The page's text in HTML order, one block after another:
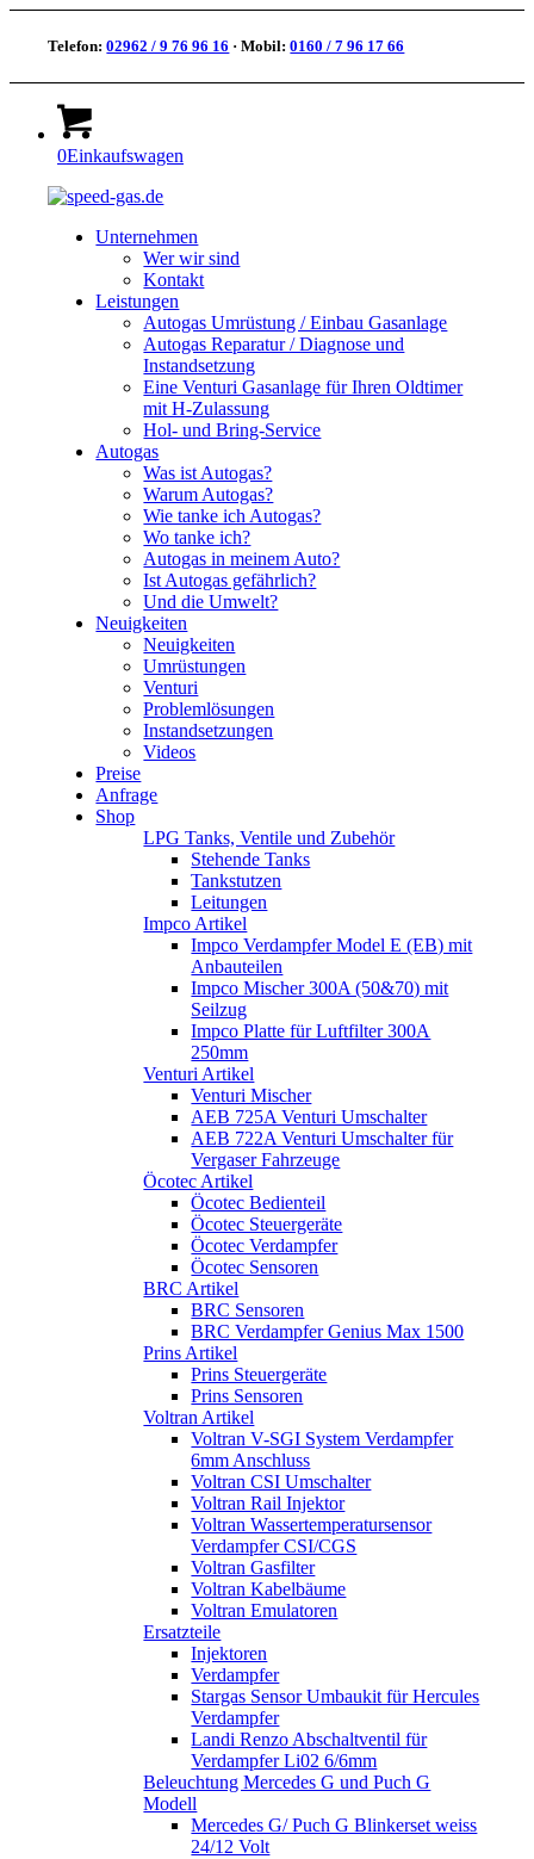
Telefon:02962 / 9 76 96 16 · Mobil:0160 / 7 96 17 66
0Einkaufswagen
Unternehmen
Wer wir sind
Kontakt
Leistungen
Autogas Umrüstung / Einbau Gasanlage
Autogas Reparatur / Diagnose und
Instandsetzung
Eine Venturi Gasanlage für Ihren Oldtimer
mit H-Zulassung
Hol- und Bring-Service
Autogas
Was ist Autogas?
Warum Autogas?
Wie tanke ich Autogas?
Wo tanke ich?
Autogas in meinem Auto?
Ist Autogas gefährlich?
Und die Umwelt?
Neuigkeiten
Neuigkeiten
Umrüstungen
Venturi
Problemlösungen
Instandsetzungen
Videos
Preise
Anfrage
Shop
LPG Tanks, Ventile und Zubehör
Stehende Tanks
Tankstutzen
Leitungen
Impco Artikel
Impco Verdampfer Model E (EB) mit
Anbauteilen
Impco Mischer 300A (50&70) mit
Seilzug
Impco Platte für Luftfilter 300A
250mm
Venturi Artikel
Venturi Mischer
AEB 725A Venturi Umschalter
AEB 722A Venturi Umschalter für
Vergaser Fahrzeuge
Öcotec Artikel
Öcotec Bedienteil
Öcotec Steuergeräte
Öcotec Verdampfer
Öcotec Sensoren
BRC Artikel
BRC Sensoren
BRC Verdampfer Genius Max 1500
Prins Artikel
Prins Steuergeräte
Prins Sensoren
Voltran Artikel
Voltran V-SGI System Verdampfer
6mm Anschluss
Voltran CSI Umschalter
Voltran Rail Injektor
Voltran Wassertemperatursensor
Verdampfer CSI/CGS
Voltran Gasfilter
Voltran Kabelbäume
Voltran Emulatoren
Ersatzteile
Injektoren
Verdampfer
Stargas Sensor Umbaukit für Hercules
Verdampfer
Landi Renzo Abschaltventil für
Verdampfer Li02 6/6mm
Beleuchtung Mercedes G und Puch G
Modell
Mercedes G/ Puch G Blinkerset weiss
24/12 Volt